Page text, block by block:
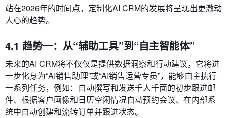
站在2026年的时间点，定制化AI CRM的发展将呈现出更激动
人心的趋势。
4.1 趋势一：从“辅助工具”到“自主智能体”
未来的AI CRM将不仅仅是提供数据洞察和行动建议，它将进
一步化身为“AI销售助理”或“AI销售运营专员”，能够自主执行
一系列任务，例如：自动撰写和发送千人千面的初步跟进邮
件、根据客户画像和日历空闲情况自动预约会议、在内部系
统中自动创建和流转订单并跟进状态。